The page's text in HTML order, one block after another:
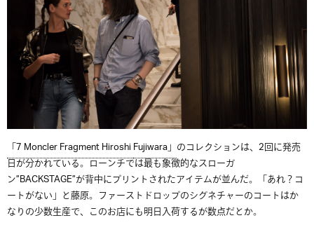
「7 Moncler FragmentHiroshiFujiwara」 のコレクションは、2回に発売
日が分かれている。ローンチでは最も象徴的なスローガ
ン”BACKSTAGE”が背中にプリントされたアイテムが並んだ。「あれ？コ
ートがない」と藤原。ファーストドロップのシグネチャーのコートはか
なりの少数生産で、このお店にも明日入荷するが数点だとか。